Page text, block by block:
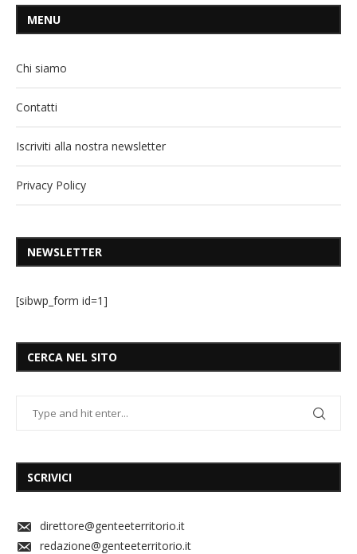
MENU
Chi siamo
Contatti
Iscriviti alla nostra newsletter
Privacy Policy
NEWSLETTER
[sibwp_form id=1]
CERCA NEL SITO
SCRIVICI
direttore@genteeterritorio.it
redazione@genteeterritorio.it